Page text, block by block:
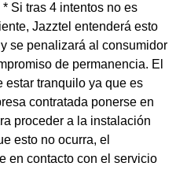
Si tras 4 intentos no es
Jazztel entenderá esto
se penalizará al consumidor
de permanencia. El
estar tranquilo ya que es
contratada ponerse en
proceder a la instalación
esto no ocurra, el
en contacto con el servicio